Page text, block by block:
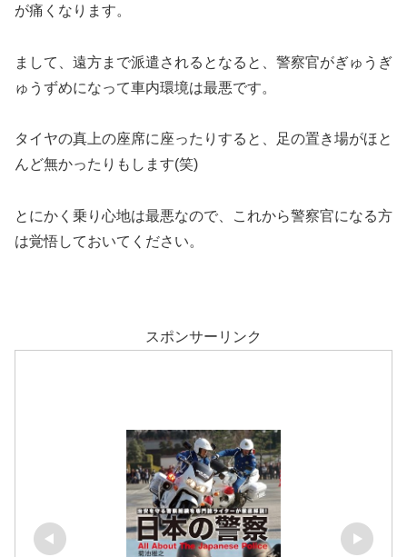
が痛くなります。
まして、遠方まで派遣されるとなると、警察官がぎゅうぎ
ゅうずめになって車内環境は最悪です。
タイヤの真上の座席に座ったりすると、足の置き場がほと
んど無かったりもします(笑)
とにかく乗り心地は最悪なので、これから警察官になる方
は覚悟しておいてください。
スポンサーリンク